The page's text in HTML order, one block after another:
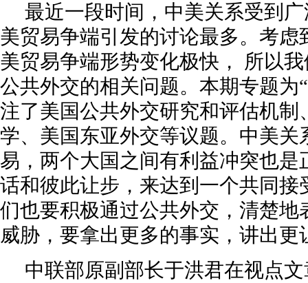
最近一段时间，中美关系受到
美贸易争端引发的讨论最多。考虑
美贸易争端形势变化极快， 所以
公共外交的相关问题。本期专题为
注了美国公共外交研究和评估机制
学、美国东亚外交等议题。中美关
易，两个大国之间有利益冲突也是
话和彼此让步，来达到一个共同接
们也要积极通过公共外交，清楚地
威胁，要拿出更多的事实，讲出更
中联部原副部长于洪君在视点